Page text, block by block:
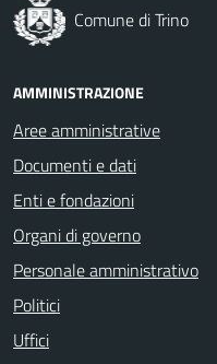
Comune di Trino
AMMINISTRAZIONE
Aree amministrative
Documenti e dati
Enti e fondazioni
Organi di governo
Personale amministrativo
Politici
Uffici